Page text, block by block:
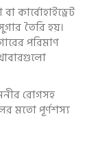
কার্বোহাইড্রেট
তৈরি হয়।
পরিমাণ
রোগসহ
মতো পূর্ণশস্য